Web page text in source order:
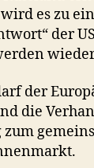
es zu
der
der
die
zum